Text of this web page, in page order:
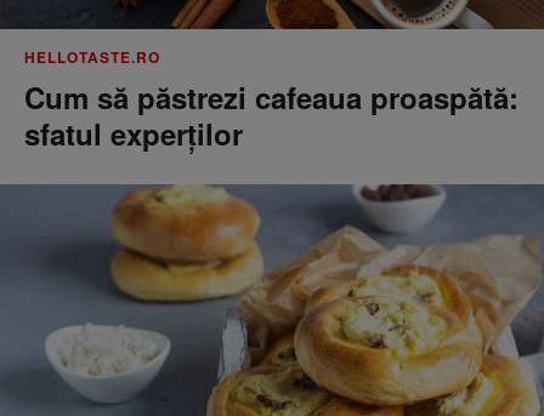
HELLOTASTE.RO
Cum să păstrezi cafeaua proaspătă:
sfatul experților